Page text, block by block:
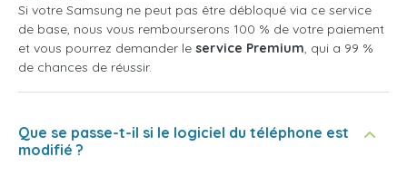
Si votre Samsung ne peut pas être débloqué via ce service
de base, nous vous rembourserons 100 % de votre paiement
et vous pourrez demander le service Premium, qui a 99 %
de chances de réussir.
Que se passe-t-il si le logiciel du téléphone est
modifié ?